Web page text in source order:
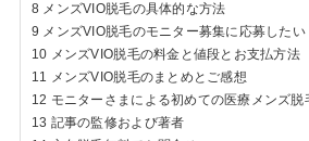
8 メンズVIO脱毛の具体的な方法
9 メンズVIO脱毛のモニター募集に応募したい
10 メンズVIO脱毛の料金と値段とお支払方法
11 メンズVIO脱毛のまとめとご感想
12 モニターさまによる初めての医療メンズ脱
13 記事の監修および著者